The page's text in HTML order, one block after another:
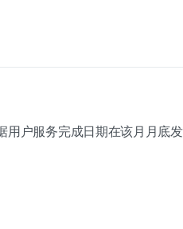
用户服务完成日期在该月月底